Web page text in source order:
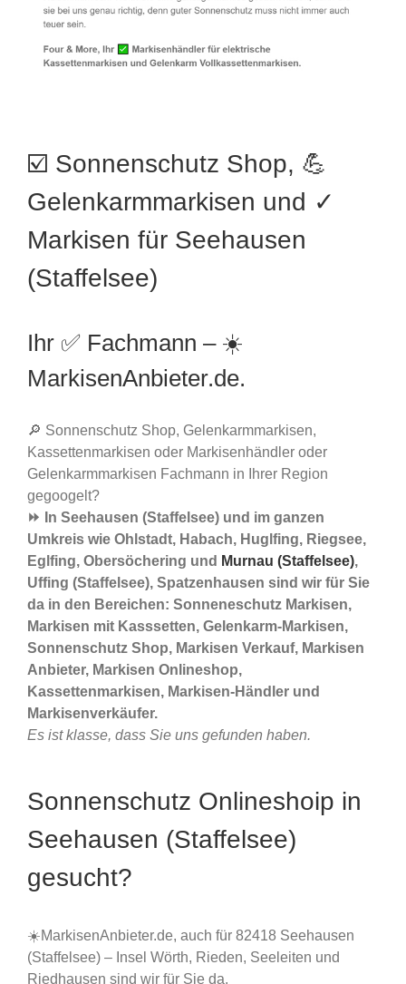
☑️ Sonnenschutz Shop, 💪
Gelenkarmmarkisen und ✓
Markisen für Seehausen
(Staffelsee)
Ihr ✅ Fachmann – ☀️
MarkisenAnbieter.de.
🔎 Sonnenschutz Shop, Gelenkarmmarkisen,
Kassettenmarkisen oder Markisenhändler oder
Gelenkarmmarkisen Fachmann in Ihrer Region
gegoogelt?
⏩ In Seehausen (Staffelsee) und im ganzen
Umkreis wie Ohlstadt, Habach, Huglfing, Riegsee,
Eglfing, Obersöchering und Murnau (Staffelsee),
Uffing (Staffelsee), Spatzenhausen sind wir für Sie
da in den Bereichen: Sonneneschutz Markisen,
Markisen mit Kasssetten, Gelenkarm-Markisen,
Sonnenschutz Shop, Markisen Verkauf, Markisen
Anbieter, Markisen Onlineshop,
Kassettenmarkisen, Markisen-Händler und
Markisenverkäufer.
Es ist klasse, dass Sie uns gefunden haben.
Sonnenschutz Onlineshoip in
Seehausen (Staffelsee)
gesucht?
☀️MarkisenAnbieter.de, auch für 82418 Seehausen
(Staffelsee) – Insel Wörth, Rieden, Seeleiten und
Riedhausen sind wir für Sie da.